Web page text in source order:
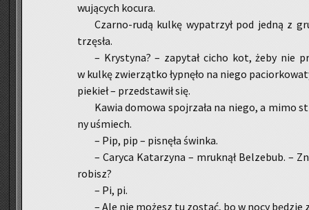
wu­ją­cych ko­cu­ra.
Czar­no-ru­dą kulkę wy­pa­trzył pod jedną z
trzę­sła.
– Kry­sty­na? – za­py­tał cicho kot, żeby nie
w kulkę zwie­rząt­ko łyp­nę­ło na niego
pie­kieł – przed­sta­wił się.
Kawia do­mo­wa spoj­rza­ła na niego, a mimo
ny uśmiech.
– Pip, pip – pi­snę­ła świn­ka.
– Ca­ry­ca Ka­ta­rzy­na – mruk­nął Bel­ze­bub. –
ro­bisz?
– Pi, pi.
– Ale nie mo­żesz tu zo­stać, bo w nocy bę­dzie